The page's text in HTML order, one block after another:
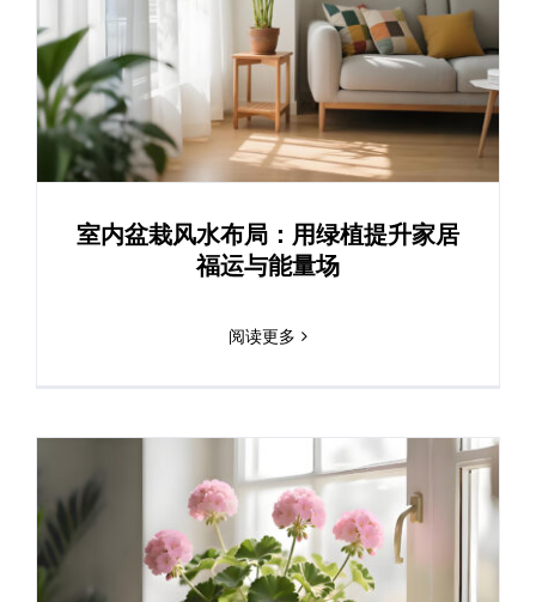
室内盆栽风水布局：用绿植提升家居
福运与能量场
阅读更多